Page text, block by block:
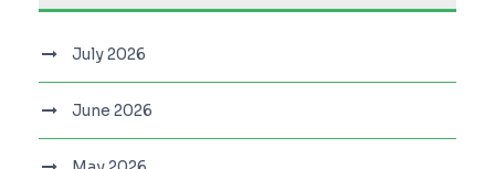
July 2026
June 2026